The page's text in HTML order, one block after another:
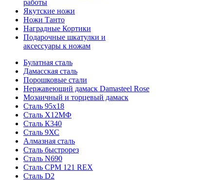
работы
Якутские ножи
Ножи Танто
Наградные Кортики
Подарочные шкатулки и
аксессуары к ножам
Булатная сталь
Дамасская сталь
Порошковые стали
Нержавеющий дамаск Damasteel Rose
Мозаичный и торцевый дамаск
Сталь 95х18
Сталь Х12МФ
Сталь К340
Сталь 9ХС
Алмазная сталь
Сталь быстрорез
Сталь N690
Сталь CPM 121 REX
Сталь D2